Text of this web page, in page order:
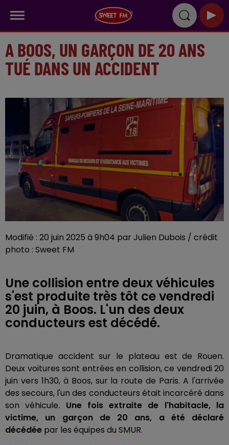
A BOOS, UN GARÇON DE 20 ANS
TUÉ DANS UN ACCIDENT
Modifié : 20 juin 2025 à 9h04 par Julien Dubois / crédit
photo : Sweet FM
Une collision entre deux véhicules
s'est produite très tôt ce vendredi
20 juin, à Boos. L'un des deux
conducteurs est décédé.
Dramatique accident sur le plateau est de Rouen.
Deux voitures sont entrées en collision, ce vendredi 20
juin vers 1h30, à Boos, sur la route de Paris. A l'arrivée
des secours, l'un des conducteurs était incarcéré dans
son véhicule. Une fois extraite de l'habitacle, la
victime, un garçon de 20 ans, a été déclaré
décédée par les équipes du SMUR.